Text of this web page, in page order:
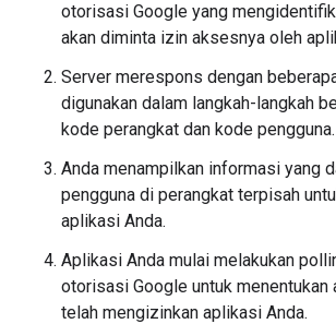
otorisasi Google yang
akan diminta izin aksesnya oleh
Server merespons dengan
digunakan dalam langkah-langkah
kode perangkat dan kode pengguna.
Anda menampilkan informasi yang
pengguna di perangkat terpisah
aplikasi Anda.
Aplikasi Anda mulai melakukan
otorisasi Google untuk menentukan
telah mengizinkan aplikasi Anda.